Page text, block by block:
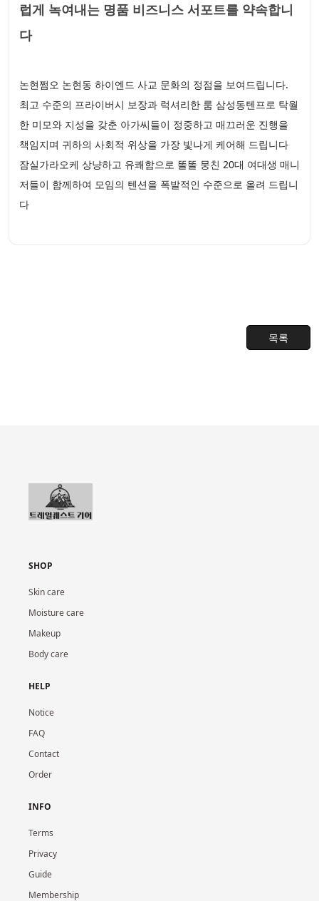
럽게 녹여내는 명품 비즈니스 서포트를 약속합니
다
논현쩜오 논현동 하이엔드 사교 문화의 정점을 보여드립니다.
최고 수준의 프라이버시 보장과 럭셔리한 룸 삼성동텐프로 탁월
한 미모와 지성을 갖춘 아가씨들이 정중하고 매끄러운 진행을
책임지며 귀하의 사회적 위상을 가장 빛나게 케어해 드립니다
잠실가라오케 상냥하고 유쾌함으로 똘똘 뭉친 20대 여대생 매니
저들이 함께하여 모임의 텐션을 폭발적인 수준으로 올려 드립니
다
목록
SHOP
Skin care
Moisture care
Makeup
Body care
HELP
Notice
FAQ
Contact
Order
INFO
Terms
Privacy
Guide
Membership